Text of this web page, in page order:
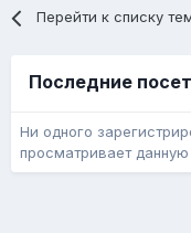
Перейти к списку
Последние
Ни одного
просматривает данную